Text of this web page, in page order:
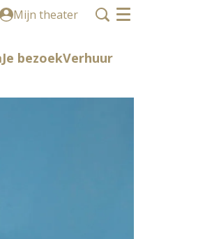
Mijn theater
Je bezoekVerhuur
Menu